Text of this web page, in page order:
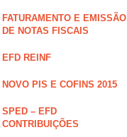
FATURAMENTO E EMISSÃO
DE NOTAS FISCAIS
EFD REINF
NOVO PIS E COFINS 2015
SPED – EFD
CONTRIBUIÇÕES